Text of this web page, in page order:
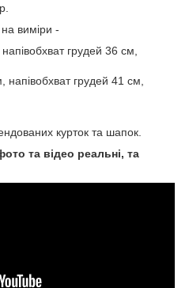
виміри -
грудей 36 см,
грудей 41 см,
курток та шапок.
та відео реальні, та